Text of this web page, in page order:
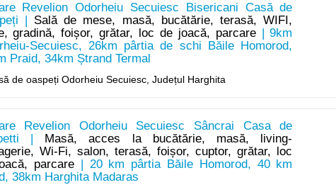
Revelion Odorheiu Secuiesc Bisericani Casă de
| Sală de mese, masă, bucătărie, terasă, WIFI,
gradină, foișor, grătar, loc de joacă, parcare| 9km
Secuiesc, 26km pârtia de schi Băile Homorod,
Praid, 34km Ștrand Termal
de oaspeți Odorheiu Secuiesc, Județul Harghita
Revelion Odorheiu Secuiesc Sâncrai Casa de
|
Masă, acces la bucătărie, masă, living-
Wi-Fi, salon, terasă, foișor, cuptor, grătar, loc
parcare | 20 km pârtia Băile Homorod, 40 km
38km Harghita Madaras